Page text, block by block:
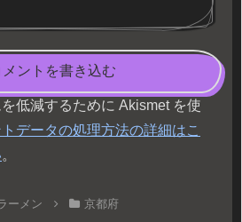
メントを書き込む
低減するために Akismet を使
データの処理方法の詳細はこ
。
ーメン 京都府